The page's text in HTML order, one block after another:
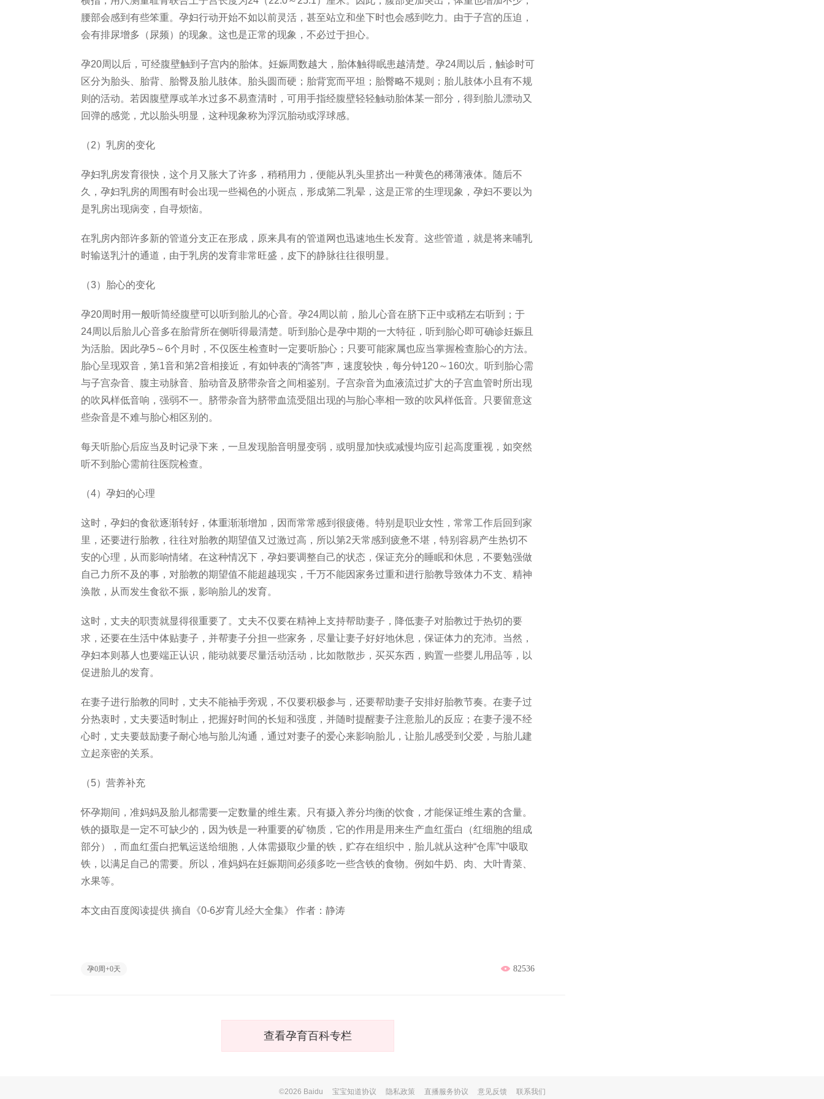
腰部会感到有些笨重。孕妇行动开始不如以前灵活，甚至站立和坐下时也会感到吃力。由于子宫的压迫，
会有排尿增多（尿频）的现象。这也是正常的现象，不必过于担心。
孕20周以后，可经腹壁触到子宫内的胎体。妊娠周数越大，胎体触得眠患越清楚。孕24周以后，触诊时可
区分为胎头、胎背、胎臀及胎儿肢体。胎头圆而硬；胎背宽而平坦；胎臀略不规则；胎儿肢体小且有不规
则的活动。若因腹壁厚或羊水过多不易查清时，可用手指经腹壁轻轻触动胎体某一部分，得到胎儿漂动又
回弹的感觉，尤以胎头明显，这种现象称为浮沉胎动或浮球感。
（2）乳房的变化
孕妇乳房发育很快，这个月又胀大了许多，稍稍用力，便能从乳头里挤出一种黄色的稀薄液体。随后不
久，孕妇乳房的周围有时会出现一些褐色的小斑点，形成第二乳晕，这是正常的生理现象，孕妇不要以为
是乳房出现病变，自寻烦恼。
在乳房内部许多新的管道分支正在形成，原来具有的管道网也迅速地生长发育。这些管道，就是将来哺乳
时输送乳汁的通道，由于乳房的发育非常旺盛，皮下的静脉往往很明显。
（3）胎心的变化
孕20周时用一般听筒经腹壁可以听到胎儿的心音。孕24周以前，胎儿心音在脐下正中或稍左右听到；于
24周以后胎儿心音多在胎背所在侧听得最清楚。听到胎心是孕中期的一大特征，听到胎心即可确诊妊娠且
为活胎。因此孕5～6个月时，不仅医生检查时一定要听胎心；只要可能家属也应当掌握检查胎心的方法。
胎心呈现双音，第1音和第2音相接近，有如钟表的“滴答”声，速度较快，每分钟120～160次。听到胎心需
与子宫杂音、腹主动脉音、胎动音及脐带杂音之间相鉴别。子宫杂音为血液流过扩大的子宫血管时所出现
的吹风样低音响，强弱不一。脐带杂音为脐带血流受阻出现的与胎心率相一致的吹风样低音。只要留意这
些杂音是不难与胎心相区别的。
每天听胎心后应当及时记录下来，一旦发现胎音明显变弱，或明显加快或减慢均应引起高度重视，如突然
听不到胎心需前往医院检查。
（4）孕妇的心理
这时，孕妇的食欲逐渐转好，体重渐渐增加，因而常常感到很疲倦。特别是职业女性，常常工作后回到家
里，还要进行胎教，往往对胎教的期望值又过激过高，所以第2天常感到疲惫不堪，特别容易产生热切不
安的心理，从而影响情绪。在这种情况下，孕妇要调整自己的状态，保证充分的睡眠和休息，不要勉强做
自己力所不及的事，对胎教的期望值不能超越现实，千万不能因家务过重和进行胎教导致体力不支、精神
涣散，从而发生食欲不振，影响胎儿的发育。
这时，丈夫的职责就显得很重要了。丈夫不仅要在精神上支持帮助妻子，降低妻子对胎教过于热切的要
求，还要在生活中体贴妻子，并帮妻子分担一些家务，尽量让妻子好好地休息，保证体力的充沛。当然，
孕妇本则慕人也要端正认识，能动就要尽量活动活动，比如散散步，买买东西，购置一些婴儿用品等，以
促进胎儿的发育。
在妻子进行胎教的同时，丈夫不能袖手旁观，不仅要积极参与，还要帮助妻子安排好胎教节奏。在妻子过
分热衷时，丈夫要适时制止，把握好时间的长短和强度，并随时提醒妻子注意胎儿的反应；在妻子漫不经
心时，丈夫要鼓励妻子耐心地与胎儿沟通，通过对妻子的爱心来影响胎儿，让胎儿感受到父爱，与胎儿建
立起亲密的关系。
（5）营养补充
怀孕期间，准妈妈及胎儿都需要一定数量的维生素。只有摄入养分均衡的饮食，才能保证维生素的含量。
铁的摄取是一定不可缺少的，因为铁是一种重要的矿物质，它的作用是用来生产血红蛋白（红细胞的组成
部分），而血红蛋白把氧运送给细胞，人体需摄取少量的铁，贮存在组织中，胎儿就从这种“仓库”中吸取
铁，以满足自己的需要。所以，准妈妈在妊娠期间必须多吃一些含铁的食物。例如牛奶、肉、大叶青菜、
水果等。
本文由百度阅读提供 摘自《0-6岁育儿经大全集》 作者：静涛
82536
孕0周+0天
查看孕育百科专栏
©2026 Baidu 宝宝知道协议 隐私政策 直播服务协议 意见反馈 联系我们